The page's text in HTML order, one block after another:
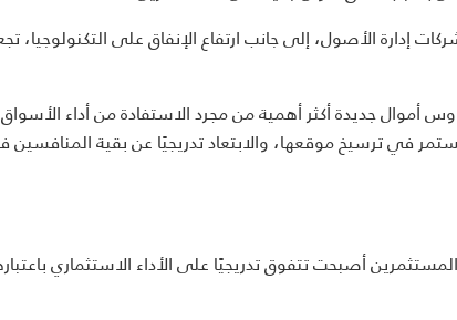
الأصول، إلى جانب ارتفاع الإنفاق على التكنولوجيا،
أموال جديدة أكثر أهمية من مجرد الاستفادة من أداء
في ترسيخ موقعها، والابتعاد تدريجيًا عن بقية
أصبحت تتفوق تدريجيًا على الأداء الاستثماري